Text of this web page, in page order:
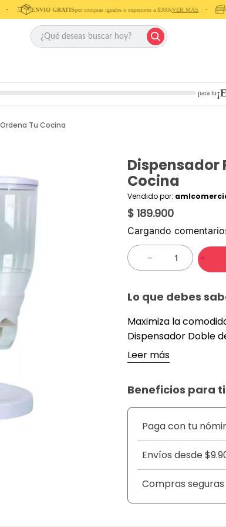
ENVIO GRATISpor compras iguales o superiores a $300kVER MÁS‎ ‎ ‎ ‎ •‎ ‎ ‎ ‎
para tu
Tu Cocina
Dispensador
Cocina
Vendido por:
$ 189.900
Cargando
＋
－
Lo que debes
Maximiza la
Dispensador Doble
elegante y funcional
granos y snacks
la manivela, sirve la
frescura y sabor.
es tambi&eacute;n
y equilibrada.
&nbsp;
DETALLES
&nbsp;
Leer más
Beneficios para ti
Paga con tu
Envíos desde
Compras seguras